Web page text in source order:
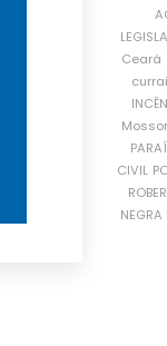
Ceará
CIVIL
NEGRA